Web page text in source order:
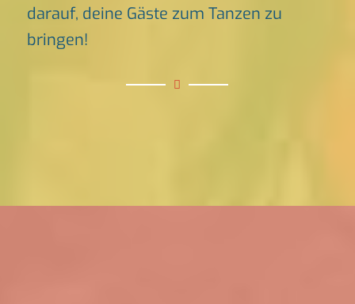
darauf, deine Gäste zum Tanzen zu
bringen!